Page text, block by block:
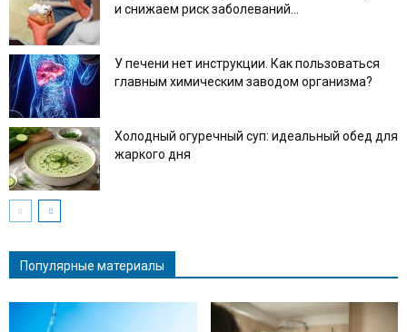
и снижаем риск заболеваний...
У печени нет инструкции. Как пользоваться
главным химическим заводом организма?
Холодный огуречный суп: идеальный обед для
жаркого дня
Популярные материалы